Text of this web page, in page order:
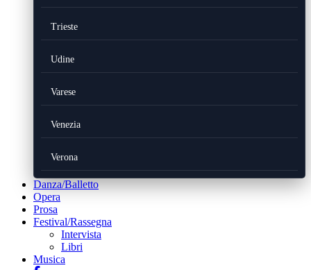
Trieste
Udine
Varese
Venezia
Verona
Danza/Balletto
Opera
Prosa
Festival/Rassegna
Intervista
Libri
Musica